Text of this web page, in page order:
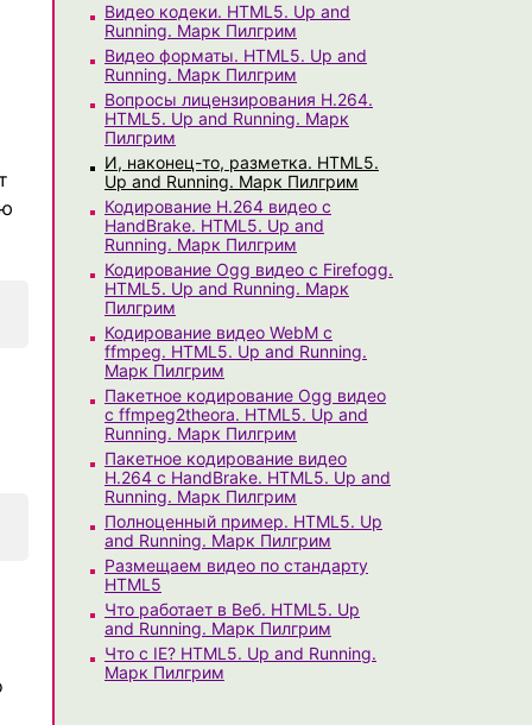
Видео кодеки. HTML5. Up and
Running. Марк Пилгрим
Видео форматы. HTML5. Up and
Running. Марк Пилгрим
Вопросы лицензирования H.264.
HTML5. Up and Running. Марк
Пилгрим
И, наконец-то, разметка. HTML5.
Up and Running. Марк Пилгрим
Кодирование H.264 видео с
HandBrake. HTML5. Up and
Running. Марк Пилгрим
Кодирование Ogg видео с Firefogg.
HTML5. Up and Running. Марк
Пилгрим
Кодирование видео WebM с
ffmpeg. HTML5. Up and Running.
Марк Пилгрим
Пакетное кодирование Ogg видео
с ffmpeg2theora. HTML5. Up and
Running. Марк Пилгрим
Пакетное кодирование видео
H.264 с HandBrake. HTML5. Up and
Running. Марк Пилгрим
Полноценный пример. HTML5. Up
and Running. Марк Пилгрим
Размещаем видео по стандарту
HTML5
Что работает в Веб. HTML5. Up
and Running. Марк Пилгрим
Что с IE? HTML5. Up and Running.
Марк Пилгрим